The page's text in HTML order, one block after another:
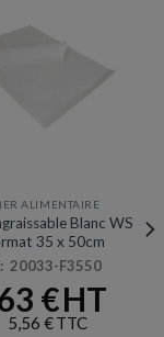
ALIMENTAIRE
Blanc WS
35 x 50cm
20033-F3550
€
5,56 €